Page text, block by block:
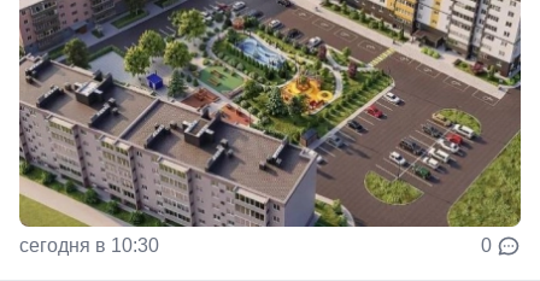
сегодня в 10:30 0